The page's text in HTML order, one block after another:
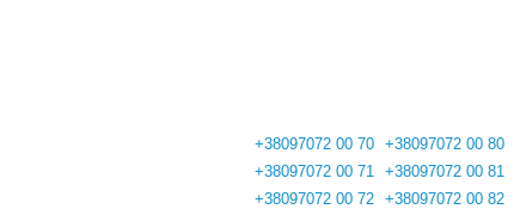
+38097072 00 70
+38097072 00 71
+38097072 00 72
+38097072 00 80
+38097072 00 81
+38097072 00 82